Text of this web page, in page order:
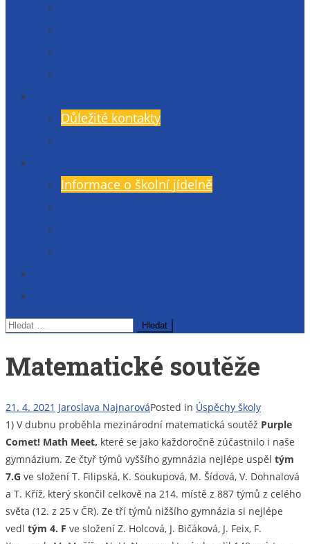
Důležité kontakty
Informace o školní jídelně
Vyhledávání
Matematické soutěže
21. 4. 2021 Jaroslava NajnarováPosted in Úspěchy školy
1) V dubnu proběhla mezinárodní matematická soutěž Purple
Comet! Math Meet, které se jako každoročně zúčastnilo i naše
gymnázium. Ze čtyř týmů vyššího gymnázia nejlépe uspěl tým
7.G ve složení T. Filipská, K. Soukupová, M. Šídová, V. Dohnalová
a T. Kříž, který skončil celkově na 214. místě z 887 týmů z celého
světa (12. z 25 v ČR). Ze tří týmů nižšího gymnázia si nejlépe
vedl tým 4. F ve složení Z. Holcová, J. Bičáková, J. Feix, F.